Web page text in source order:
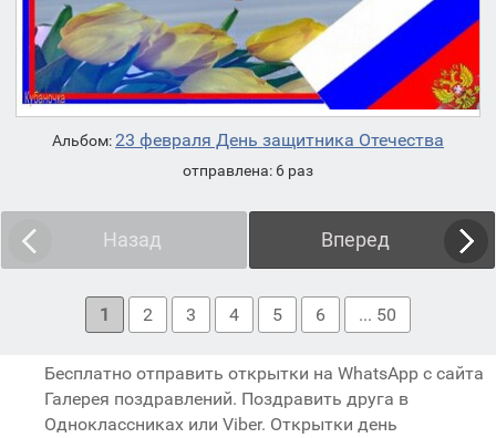
Альбом: 23 февраля День защитника Отечества
отправлена: 6 раз
Назад Вперед
1 2 3 4 5 6 ... 50
Бесплатно отправить открытки на WhatsApp с сайта
Галерея поздравлений. Поздравить друга в
Одноклассниках или Viber. Открытки день